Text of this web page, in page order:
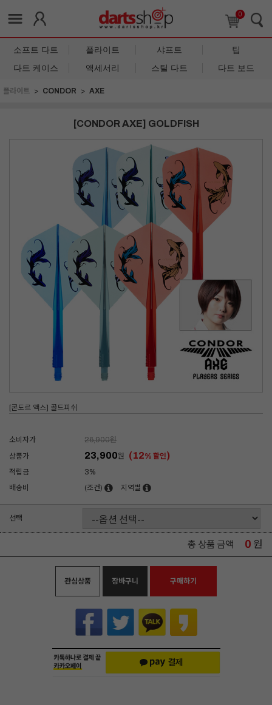
0
소프트 다트 플라이트 샤프트
팁
다트 케이스
액세서리 스틸 다트 다트 보드
플라이트 CONDOR AXE
[CONDOR AXE] GOLDFISH
[콘도르 액스] 골드피쉬
소비자가 26,900원
상품가
23,900원 (12% 할인)
적립금
3%
배송비
(조건) 지역별
선택
총 상품 금액 0 원
관심상품 장바구니 구매하기